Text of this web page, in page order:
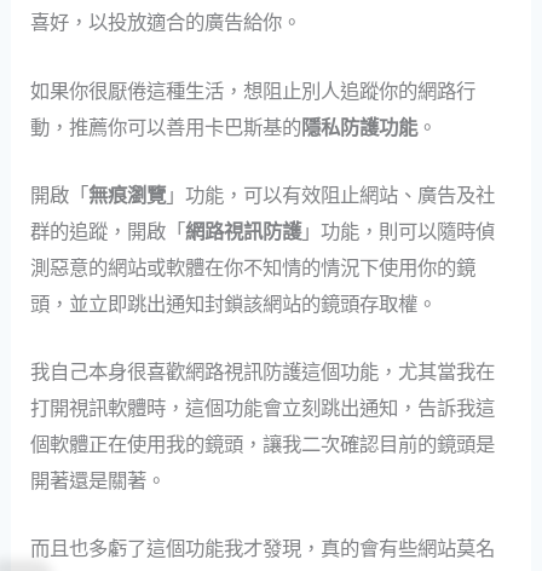
喜好，以投放適合的廣告給你。
如果你很厭倦這種生活，想阻止別人追蹤你的網路行
動，推薦你可以善用卡巴斯基的隱私防護功能。
開啟「無痕瀏覽 」功能，可以有效阻止網站、廣告及社
群的追蹤，開啟「網路視訊防護」功能，則可以隨時偵
測惡意的網站或軟體在你不知情的情況下使用你的鏡
頭，並立即跳出通知封鎖該網站的鏡頭存取權。
我自己本身很喜歡網路視訊防護這個功能，尤其當我在
打開視訊軟體時，這個功能會立刻跳出通知，告訴我這
個軟體正在使用我的鏡頭，讓我二次確認目前的鏡頭是
開著還是關著。
而且也多虧了這個功能我才發現，真的會有些網站莫名